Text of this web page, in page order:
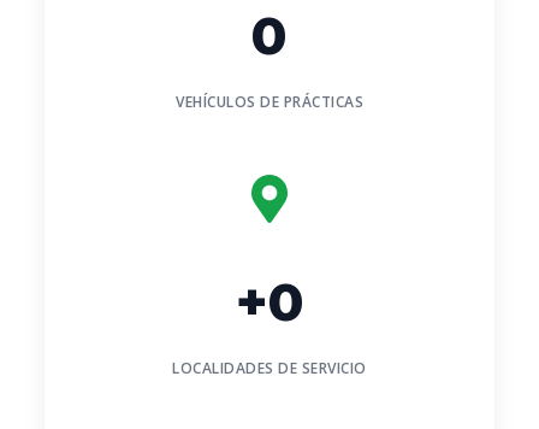
0
VEHÍCULOS DE PRÁCTICAS
+0
LOCALIDADES DE SERVICIO